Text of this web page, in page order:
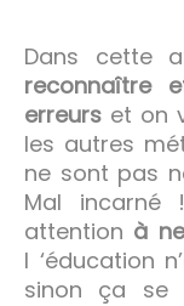
Dans cette
reconnaître
erreurs et on
les autres
ne sont pas
Mal incarné
attention à
l ‘éducation
sinon ça se